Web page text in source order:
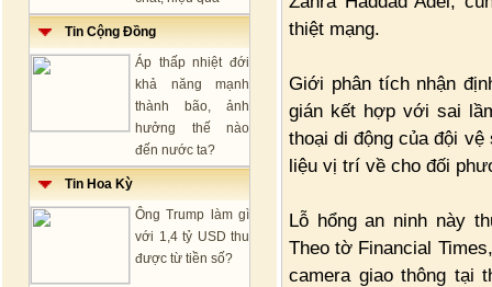
Tin Cộng Đồng
Áp thấp nhiệt đới
khả năng mạnh
thành bão, ảnh
hưởng thế nào
đến nước ta?
Tin Hoa Kỳ
Ông Trump làm gì
với 1,4 tỷ USD thu
được từ tiền số?
thiệt mạng.
Giới phân tích nhận
gián kết hợp với sai
thoại di động của đội
liệu vị trí về cho đối
Lỗ hổng an ninh này
Theo tờ Financial
camera giao thông tại